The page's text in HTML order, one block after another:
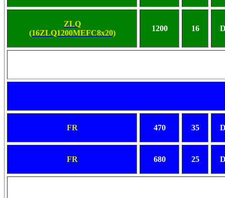
ZLQ
(16ZLQ1200MEFC8x20)
1200 16
FR 470 35
FR 680 25